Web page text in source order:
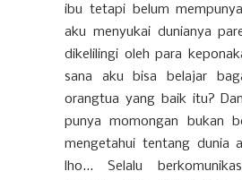
ibu tetapi belum
aku menyukai dunianya
dikelilingi oleh para
sana aku bisa belajar
orangtua yang baik itu?
punya momongan bukan
mengetahui tentang dunia
lho... Selalu